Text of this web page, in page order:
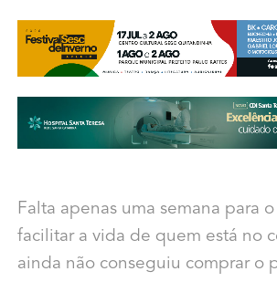
Falta apenas uma semana para
facilitar a vida de quem está no
ainda não conseguiu comprar o